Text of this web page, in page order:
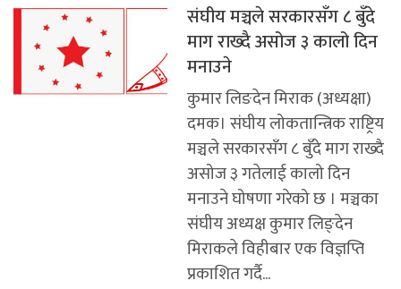
संघीय मञ्चले सरकारसँग ८ बुँदे
माग राख्दै असोज ३ कालो दिन
मनाउने
कुमार लिङदेन मिराक (अध्यक्षा)
दमक। संघीय लोकतान्त्रिक राष्ट्रिय
मञ्चले सरकारसँग ८ बुँदे माग राख्दै
असोज ३ गतेलाई कालो दिन
मनाउने घोषणा गरेको छ । मञ्चका
संघीय अध्यक्ष कुमार लिङ्देन
मिराकले विहीबार एक विज्ञप्ति
प्रकाशित गर्दै...